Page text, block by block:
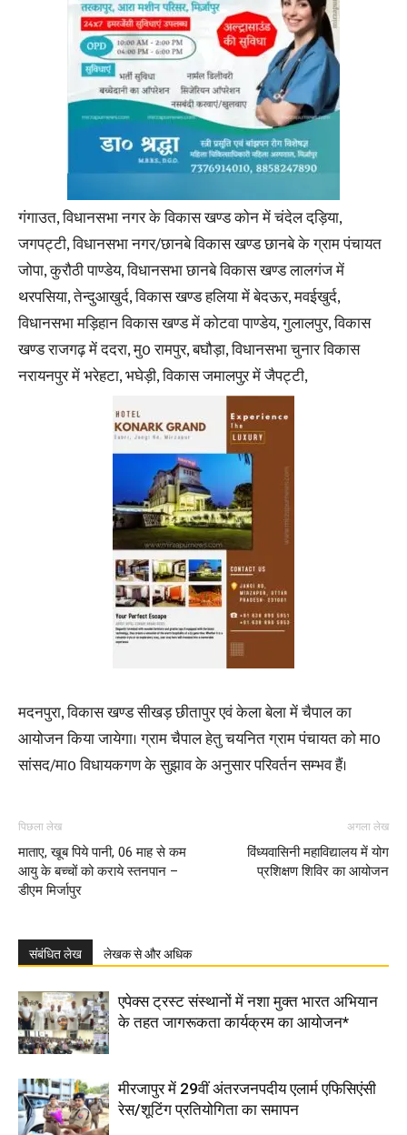
गंगाउत, विधानसभा नगर के विकास खण्ड कोन में चंदेल दड़ि़या,
जगपट्टी, विधानसभा नगर/छानबे विकास खण्ड छानबे के ग्राम पंचायत
जोपा, कुरौठी पाण्डेय, विधानसभा छानबे विकास खण्ड लालगंज में
थरपसिया, तेन्दुआखुर्द, विकास खण्ड हलिया में बेदऊर, मवईखुर्द,
विधानसभा मड़िहान विकास खण्ड में कोटवा पाण्डेय, गुलालपुर, विकास
खण्ड राजगढ़ में ददरा, मु0 रामपुर, बघौड़ा, विधानसभा चुनार विकास
नरायनपुर में भरेहटा, भघेड़ी, विकास जमालपुऱ में जैपट्टी,
मदनपुरा, विकास खण्ड सीखड़ छीतापुर एवं केला बेला में चैपाल का
आयोजन किया जायेगा। ग्राम चैपाल हेतु चयनित ग्राम पंचायत को मा0
सांसद/मा0 विधायकगण के सुझाव के अनुसार परिवर्तन सम्भव हैं।
पिछला लेख
माताए, खूब पिये पानी, 06 माह से कम
आयु के बच्चों को कराये स्तनपान –
डीएम मिर्जापुर
अगला लेख
विंध्यवासिनी महाविद्यालय में योग
प्रशिक्षण शिविर का आयोजन
संबंधित लेख लेखक से और अधिक
एपेक्स ट्रस्ट संस्थानों में नशा मुक्त भारत अभियान
के तहत जागरूकता कार्यक्रम का आयोजन*
मीरजापुर में 29वीं अंतरजनपदीय एलार्म एफिसिएंसी
रेस/शूटिंग प्रतियोगिता का समापन